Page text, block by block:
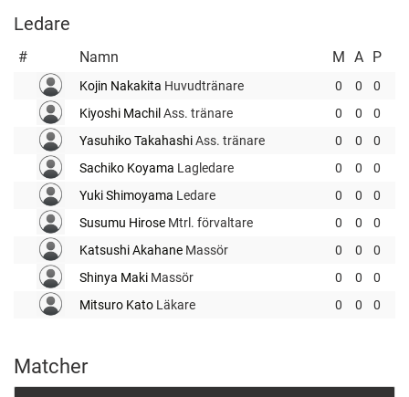
Ledare
# Namn M A P
Kojin Nakakita Huvudtränare 0 0
0
Kiyoshi Machil Ass. tränare 0 0
0
Yasuhiko TakahashiAss. tränare 0 0
0
Sachiko Koyama Lagledare 0 0
0
Yuki Shimoyama Ledare 0 0
0
Susumu Hirose Mtrl. förvaltare 0 0
0
Katsushi Akahane Massör 0 0
0
Shinya Maki Massör 0 0
0
Mitsuro Kato Läkare 0 0 0
Matcher